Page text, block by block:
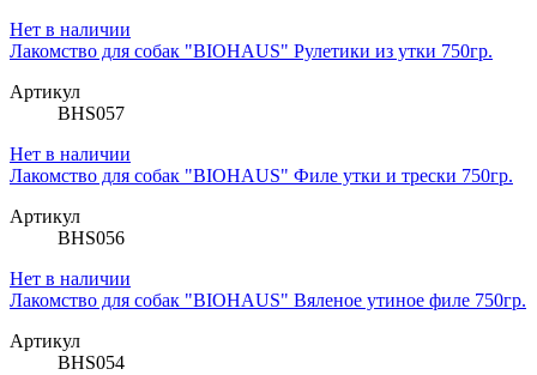
Нет в наличии
Лакомство для собак "BIOHAUS" Рулетики из утки 750гр.
Артикул
BHS057
Нет в наличии
Лакомство для собак "BIOHAUS" Филе утки и трески 750гр.
Артикул
BHS056
Нет в наличии
Лакомство для собак "BIOHAUS" Вяленое утиное филе 750гр.
Артикул
BHS054